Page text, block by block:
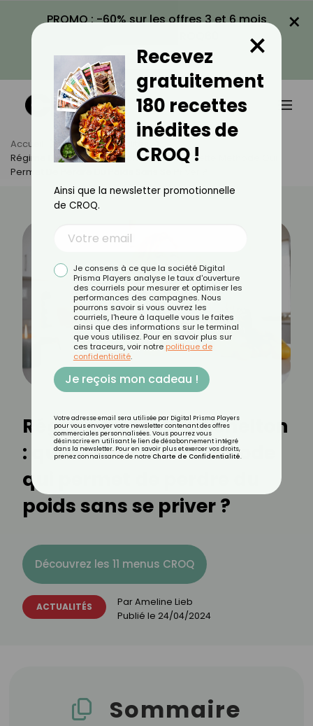
PROMO : -60% sur les offres 3 et 6 mois
VOIR LA PROMO
×
Accueil Actus
Actualités
Régime Dissocié Ou Shelton : Quelle Est Cette Méthode Qui
Permet De Perdre Du Poids Sans Se Priver ?
Régime dissocié ou Shelton
: quelle est cette méthode
qui permet de perdre du
poids sans se priver ?
Découvrez les 11 menus CROQ
ACTUALITÉS ParAmeline Lieb
Publié le 24/04/2024
Sommaire
Recevez
gratuitement
180 recettes
inédites de
CROQ !
×
Ainsi que la newsletter promotionnelle
de CROQ.
Je consens à ce que la société Digital
Prisma Players analyse le taux d'ouverture
des courriels pour mesurer et optimiser les
performances des campagnes. Nous
pourrons savoir si vous ouvrez les
courriels, l'heure à laquelle vous le faites
ainsi que des informations sur le terminal
que vous utilisez. Pour en savoir plus sur
ces traceurs, voir notre politique de
confidentialité.
Je reçois mon cadeau !
Votre adresse email sera utilisée par Digital Prisma Players
pour vous envoyer votre newsletter contenant des offres
commerciales personnalisées. Vous pourrez vous
désinscrire en utilisant le lien de désabonnement intégré
dans la newsletter. Pour en savoir plus et exercer vos droits,
prenez connaissance de notre Charte de Confidentialité.